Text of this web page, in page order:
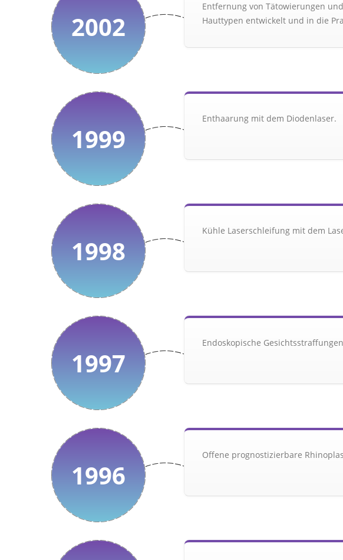
2002
Entfernung von Tätowierungen
Hauttypen entwickelt und in die
1999
Enthaarung mit dem Diodenlaser.
1998
Kühle Laserschleifung mit dem
1997
Endoskopische
1996
Offene prognostizierbare